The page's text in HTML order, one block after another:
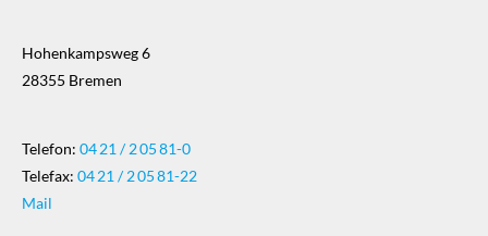
Hohenkampsweg 6
28355 Bremen
Telefon: 04 21 / 2 05 81-0
Telefax: 04 21 / 2 05 81-22
Mail